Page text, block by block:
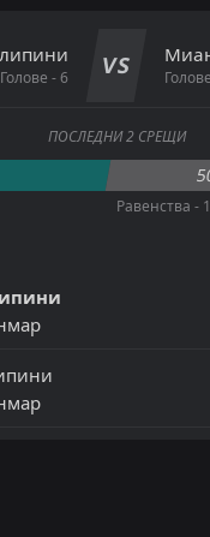
Голове - 6 VS
ПОСЛЕДНИ 2 СРЕЩИ
Равенства - 1